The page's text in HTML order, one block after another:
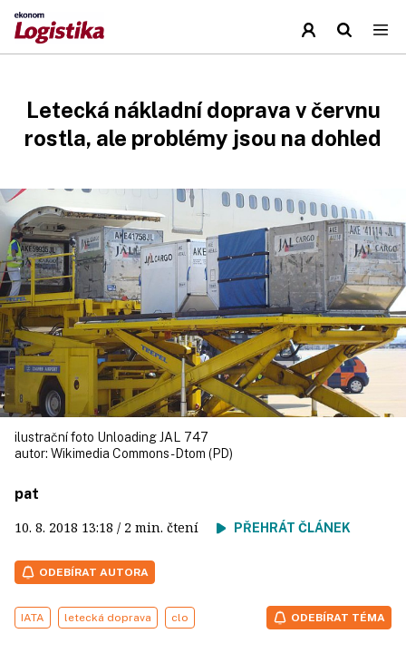
Letecká nákladní doprava v červnu
rostla, ale problémy jsou na dohled
ilustrační foto Unloading JAL 747
autor: Wikimedia Commons - Dtom (PD)
pat
10. 8. 2018 13:18 / 2 min. čtení PŘEHRÁT ČLÁNEK
ODEBÍRAT AUTORA
IATA letecká doprava clo ODEBÍRAT TÉMA